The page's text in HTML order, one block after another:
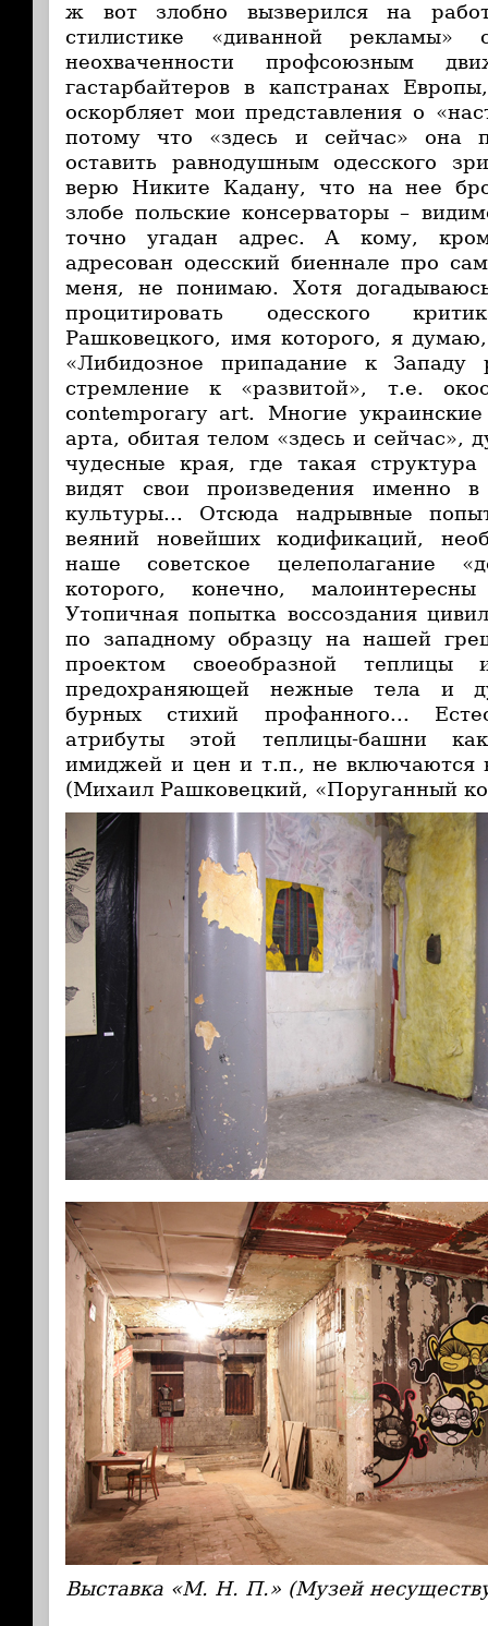
ж вот злобно вызверился на
стилистике «диванной рекламы»
неохваченности профсоюзным
гастарбайтеров в капстранах
оскорбляет мои представления о
потому что «здесь и сейчас» она
оставить равнодушным одесского
верю Никите Кадану, что на нее
злобе польские консерваторы –
точно угадан адрес. А кому,
адресован одесский биеннале про
меня, не понимаю. Хотя
процитировать одесского
Рашковецкого, имя которого, я
«Либидозное припадание к Западу
стремление к «развитой», т.е.
contemporary art. Многие украинские
арта, обитая телом «здесь и сейчас»,
чудесные края, где такая
видят свои произведения именно в
культуры... Отсюда надрывные
веяний новейших кодификаций,
наше советское целеполагание
которого, конечно,
Утопичная попытка воссоздания
по западному образцу на нашей
проектом своеобразной теплицы
предохраняющей нежные тела и
бурных стихий профанного...
атрибуты этой теплицы-башни
имиджей и цен и т.п., не включаются
(Михаил Рашковецкий, «Поруганный
Выставка «М. Н. П.» (Музей